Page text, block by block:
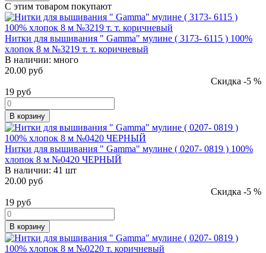
С этим товаром покупают
Нитки для вышивания " Gamma" мулине ( 3173- 6115 ) 100%
хлопок 8 м №3219 т. т. коричневый
В наличии: много
20.00 руб
Скидка -5 %
19 руб
В корзину
Нитки для вышивания " Gamma" мулине ( 0207- 0819 ) 100%
хлопок 8 м №0420 ЧЕРНЫЙ
В наличии: 41 шт
20.00 руб
Скидка -5 %
19 руб
В корзину